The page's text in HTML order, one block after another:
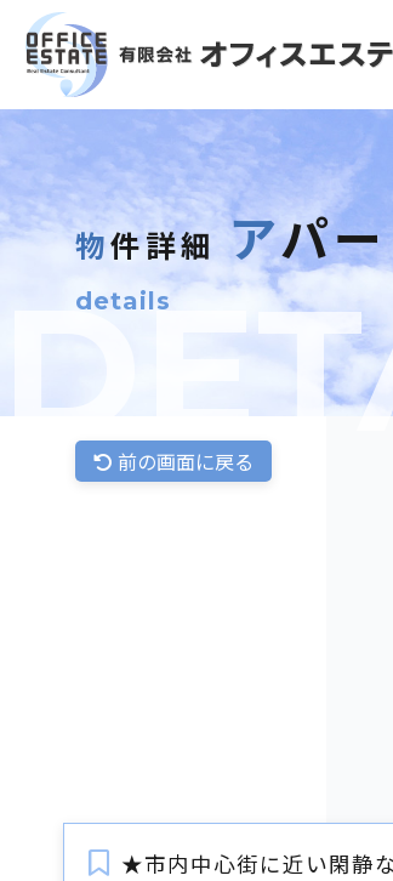
物件詳細 アパ
details
前の画面に戻る
★市内中心街に近い閑静